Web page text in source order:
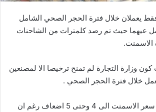
يعملان خلال فترة الحجر الصحي الشامل
عيهما حيث تم رصد كلمترات من الشاحنات
الاسمنت.
وزارة التجارة لم تمنح ترخيصا الا لمصنعين
خلال فترة الحجر الصحي .
النتيجة كانت ارتفاع سعر الاسمنت الى 4 وحتى 5 اضعاف رغم ان